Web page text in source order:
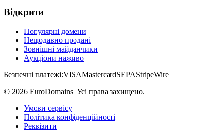
Відкрити
Популярні домени
Нещодавно продані
Зовнішні майданчики
Аукціони наживо
Безпечні платежі:VISAMastercardSEPAStripeWire
© 2026 EuroDomains. Усі права захищено.
Умови сервісу
Політика конфіденційності
Реквізити